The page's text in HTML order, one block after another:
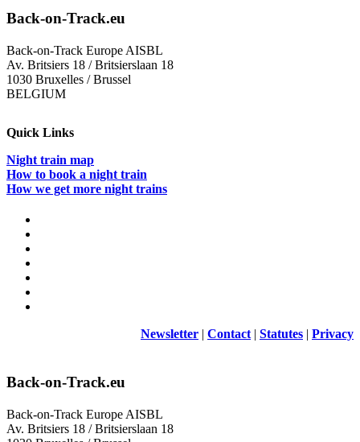
Back-on-Track.eu
Back-on-Track Europe AISBL
Av. Britsiers 18 / Britsierslaan 18
1030 Bruxelles / Brussel
BELGIUM
Quick Links
Night train map
How to book a night train
How we get more night trains
Newsletter | Contact | Statutes | Privacy
Back-on-Track.eu
Back-on-Track Europe AISBL
Av. Britsiers 18 / Britsierslaan 18